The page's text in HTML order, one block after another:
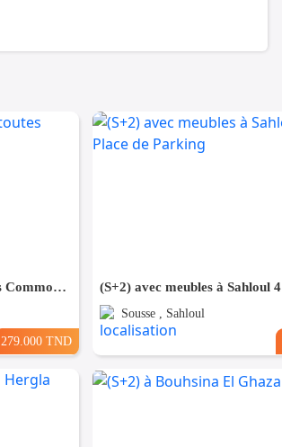
(S+3) à Sousse Proche de toutes Commodités
279.000 TND
Sousse , Sahloul